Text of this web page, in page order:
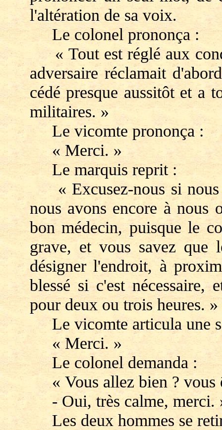
l'altération de sa voix.
Le colonel prononça :
« Tout est réglé aux
adversaire réclamait
cédé presque aussitôt et a
militaires. »
Le vicomte prononça :
« Merci. »
Le marquis reprit :
« Excusez-nous si nous
nous avons encore à nous
bon médecin, puisque le
grave, et vous savez que
désigner l'endroit, à
blessé si c'est nécessaire,
pour deux ou trois heures. »
Le vicomte articula une
« Merci. »
Le colonel demanda :
« Vous allez bien ? vous
- Oui, très calme, merci.
Les deux hommes se